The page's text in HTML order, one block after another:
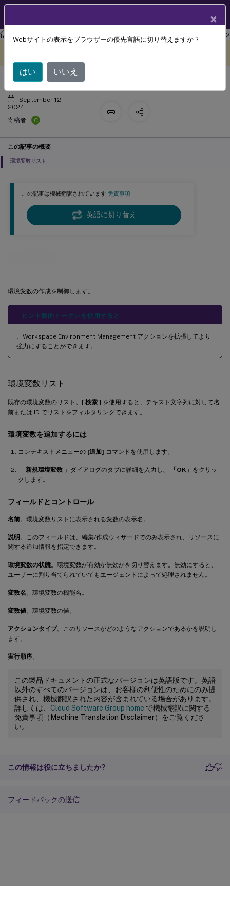
ワークスペース環境管理 Workspace Environment Management 2402
この記事は機械翻訳されています.免責事項
英語に切り替え
環境変数の作成を制御します。
ヒント動的トークンを使用すると
、Workspace Environment Management アクションを拡張してより
強力にすることができます。
環境変数リスト
既存の環境変数のリスト。[ 検索 ] を使用すると、テキスト文字列に対して名
前または ID でリストをフィルタリングできます。
環境変数を追加するには
コンテキストメニューの [追加] コマンドを使用します。
「 新規環境変数 」ダイアログのタブに詳細を入力し、 「OK」 をクリッ
クします。
フィールドとコントロール
名前。環境変数リストに表示される変数の表示名。
説明 。このフィールドは、編集/作成ウィザードでのみ表示され、リソースに
関する追加情報を指定できます。
環境変数の状態。環境変数が有効か無効かを切り替えます。無効にすると、
ユーザーに割り当てられていてもエージェントによって処理されません。
変数名 。環境変数の機能名。
変数値。環境変数の値。
アクションタイプ。このリソースがどのようなアクションであるかを説明し
ます。
実行順序。
この製品ドキュメントの正式なバージョンは英語版です。英語
以外のすべてのバージョンは、お客様の利便性のためにのみ提
供され、機械翻訳された内容が含まれている場合があります。
詳しくは、 Cloud Software Group home で機械翻訳に関する
免責事項（Machine Translation Disclaimer）をご覧くださ
い。
この情報は役に立ちましたか?
フィードバックの送信
環境変数
September 12,
2024
寄稿者:
C
この記事の概要
環境変数リスト
×
Webサイトの表示をブラウザーの優先言語に切り替えますか ?
はい いいえ